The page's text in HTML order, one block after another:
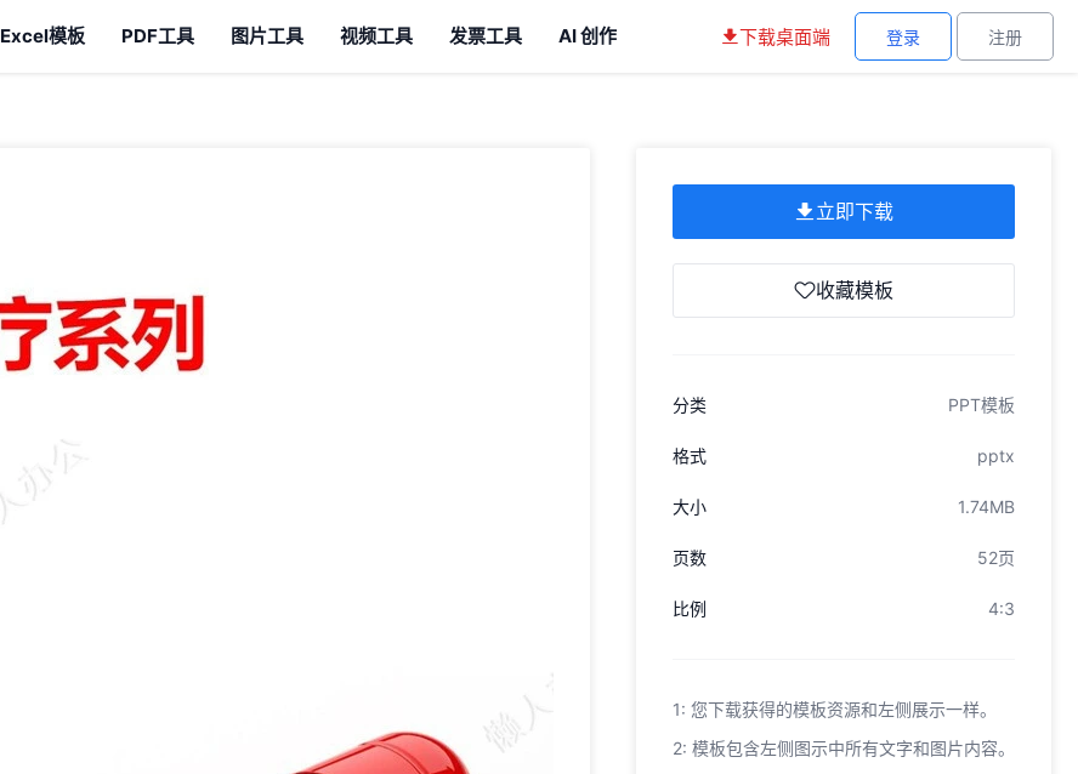
Excel模板 PDF工具 图片工具 视频工具 发票工具 AI 创作 下载桌面端 登录 注册
立即下载
收藏模板
分类 PPT模板
格式 pptx
大小 1.74MB
页数 52页
比例 4:3
1: 您下载获得的模板资源和左侧展示一样。
2: 模板包含左侧图示中所有文字和图片内容。